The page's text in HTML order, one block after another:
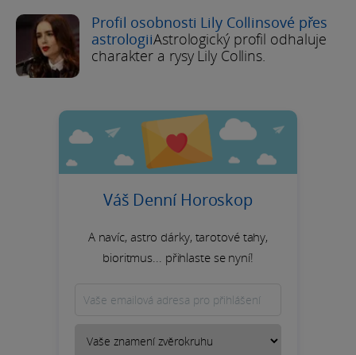
Profil osobnosti Lily Collinsové přes
astrologiiAstrologický profil odhaluje
charakter a rysy Lily Collins.
Váš Denní Horoskop
A navíc, astro dárky, tarotové tahy,
bioritmus... přihlaste se nyní!